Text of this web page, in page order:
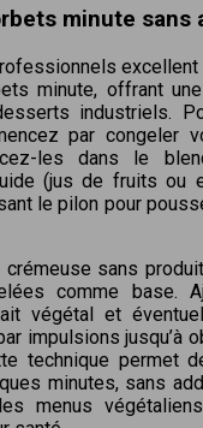
minute sans
excellent
minute, offrant
industriels.
par congeler
les dans le
(jus de fruits ou
le pilon pour
crémeuse sans
comme base.
végétal et
impulsions jusqu’à
technique permet
minutes, sans
menus